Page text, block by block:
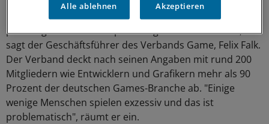
"Wir finden es problematisch, wenn das Spielen
pathologisiert und die Spieler stigmatisiert werden",
sagt der Geschäftsführer des Verbands Game, Felix Falk.
Der Verband deckt nach seinen Angaben mit rund 200
Mitgliedern wie Entwicklern und Grafikern mehr als 90
Prozent der deutschen Games-Branche ab. "Einige
wenige Menschen spielen exzessiv und das ist
problematisch", räumt er ein.
Alle ablehnen Akzeptieren